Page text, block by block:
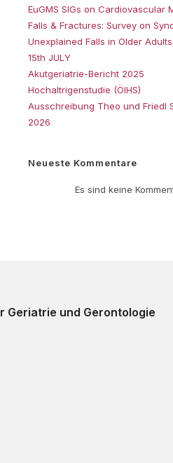
EuGMS SIGs on Cardiovascular
Falls & Fractures: Survey on
Unexplained Falls in Older Adults
15th JULY
Akutgeriatrie-Bericht 2025
Hochaltrigenstudie (ÖIHS)
Ausschreibung Theo und Friedl
2026
Neueste Kommentare
Es sind keine
und Gerontologie